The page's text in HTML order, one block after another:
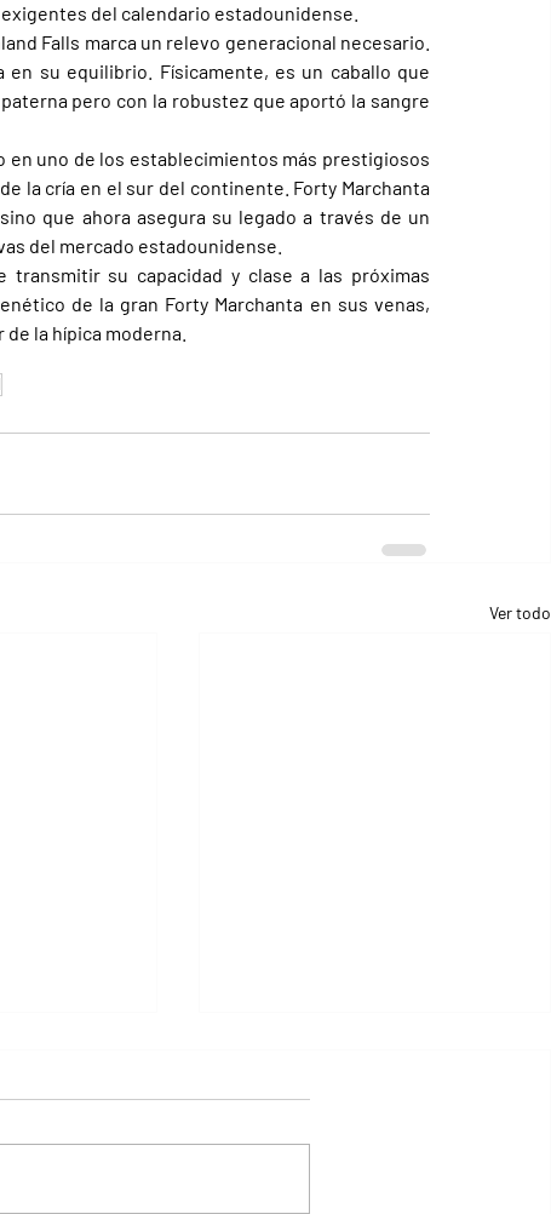
del calendario estadounidense.
Falls marca un relevo generacional necesario.
su equilibrio. Físicamente, es un caballo que
pero con la robustez que aportó la sangre
en uno de los establecimientos más prestigiosos
la cría en el sur del continente. Forty Marchanta
que ahora asegura su legado a través de un
del mercado estadounidense.
su capacidad y clase a las próximas
de la gran Forty Marchanta en sus venas,
la hípica moderna.
Ver todo